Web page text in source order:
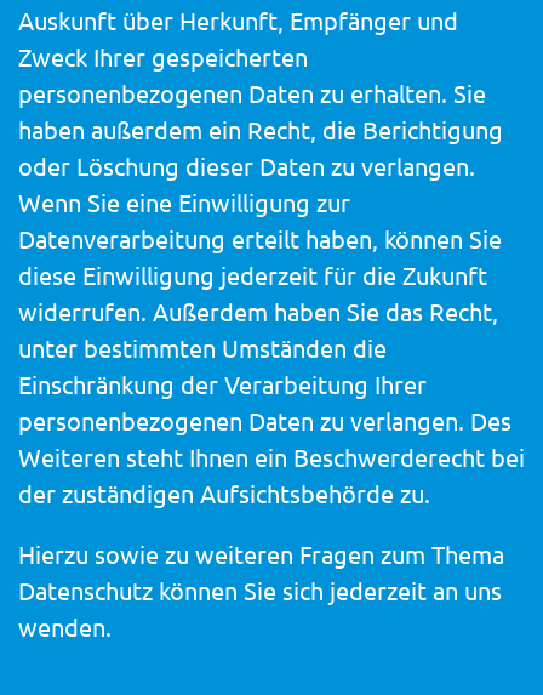
Auskunft über Herkunft, Empfänger und
Zweck Ihrer gespeicherten
personenbezogenen Daten zu erhalten. Sie
haben außerdem ein Recht, die Berichtigung
oder Löschung dieser Daten zu verlangen.
Wenn Sie eine Einwilligung zur
Datenverarbeitung erteilt haben, können Sie
diese Einwilligung jederzeit für die Zukunft
widerrufen. Außerdem haben Sie das Recht,
unter bestimmten Umständen die
Einschränkung der Verarbeitung Ihrer
personenbezogenen Daten zu verlangen. Des
Weiteren steht Ihnen ein Beschwerderecht bei
der zuständigen Aufsichtsbehörde zu.
Hierzu sowie zu weiteren Fragen zum Thema
Datenschutz können Sie sich jederzeit an uns
wenden.